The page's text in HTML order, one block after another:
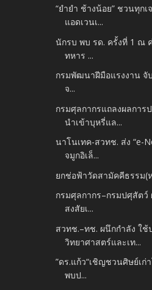
“ยำยำ ช้างน้อย” ชวนทุก
แอดเวนเ...
นักรบ พบ รด. ครั้งที่ 1 ณ
ทหาร ...
กรมพัฒนาฝีมือแรงงาน จั
จ...
กรมศุลกากรแถลงผลการ
นำเข้าบุหรี่แล...
นาโนเทค-สวทช. ส่ง “e-
จมูกอิเล็...
ยกช่อฟ้าวัดสามัคคีธรรม(
กรมศุลกากร–กรมปศุสัตว์
สงสัยเ...
สวทช.–ทช. ผนึกกำลัง ใช้
วิทยาศาสตร์และเท...
”ดร.แก้ว“เชิญชวนศิษย์เ
พบป...